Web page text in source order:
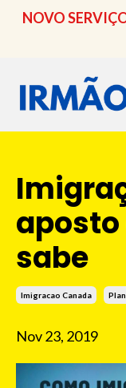
NOVO
aposto
sabe
Imigracao Canada
Nov 23, 2019